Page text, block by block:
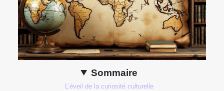
Sommaire
L’éveil de la curiosité culturelle